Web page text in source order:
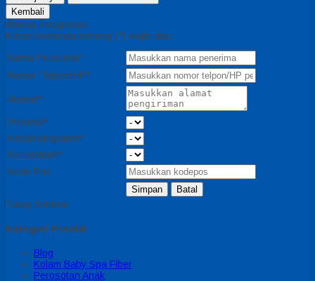
Alamat Pengiriman
Kolom bertanda bintang (*) wajib diisi
Nama Penerima*
Nomor Telpon/HP*
Alamat*
Provinsi*
Kota/Kabupaten*
Kecamatan*
Kode Pos
Simpan Batal
Tutup Sidebar
Kategori Produk
Blog
Kolam Baby Spa Fiber
Perosotan Anak